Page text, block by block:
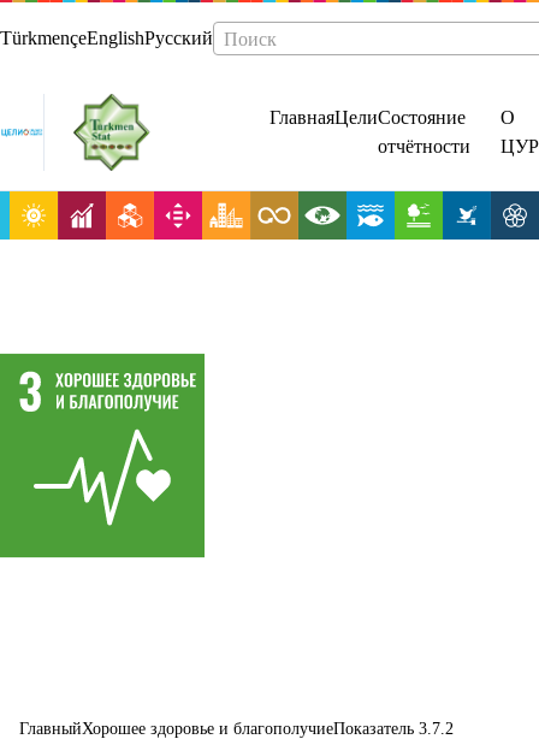
TürkmençeEnglishРусский Поиск
ГлавнаяЦелиСостояние
отчётности
О
ЦУР
ГлавныйХорошее здоровье и благополучиеПоказатель 3.7.2